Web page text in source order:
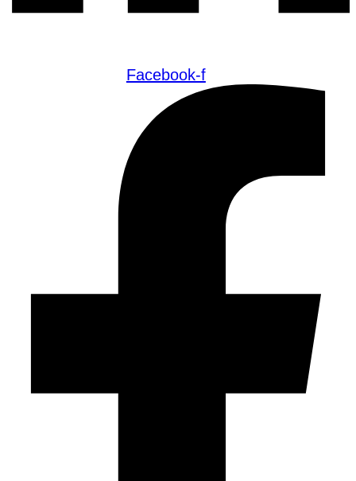
Facebook-f